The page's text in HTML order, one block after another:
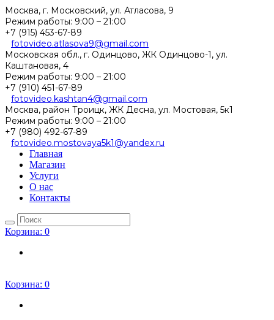
Москва, г. Московский, ул. Атласова, 9
Режим работы: 9:00 – 21:00
+7 (915) 453-67-89
fotovideo.atlasova9@gmail.com
Московская обл., г. Одинцово, ЖК Одинцово-1, ул.
Каштановая, 4
Режим работы: 9:00 – 21:00
+7 (910) 451-67-89
fotovideo.kashtan4@gmail.com
Москва, район Троицк, ЖК Десна, ул. Мостовая, 5к1
Режим работы: 9:00 – 21:00
+7 (980) 492-67-89
fotovideo.mostovaya5k1@yandex.ru
Главная
Магазин
Услуги
О нас
Контакты
Корзина: 0
Корзина: 0